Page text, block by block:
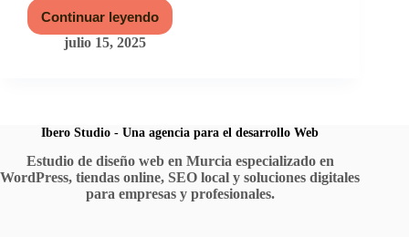
Continuar leyendo
Cuando
el
poder
la
de
Meta
por
julio 15, 2025
Ibero Studio - Una agencia para el desarrollo Web
Estudio de diseño web en Murcia especializado en
WordPress, tiendas online, SEO local y soluciones digitales
para empresas y profesionales.